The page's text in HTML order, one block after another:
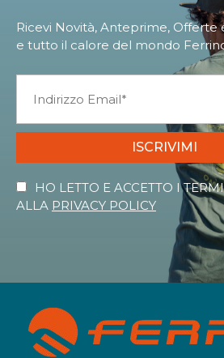
Ricevi Novità, Anteprime, Offerte
e tutto il calore del mondo
ISCRIVIMI
HO LETTO E ACCETTO I
ALLA PRIVACY POLICY